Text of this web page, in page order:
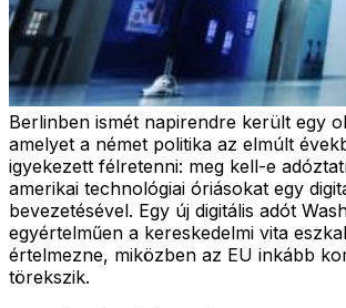
Berlinben ismét napirendre került egy
amelyet a német politika az elmúlt
igyekezett félretenni: meg kell-e
amerikai technológiai óriásokat egy
bevezetésével. Egy új digitális adót
egyértelműen a kereskedelmi vita
értelmezne, miközben az EU inkább
törekszik.